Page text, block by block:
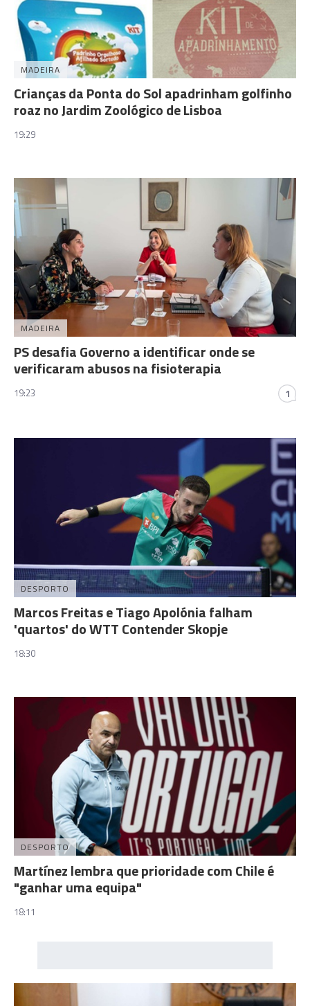
MADEIRA
Crianças da Ponta do Sol apadrinham golfinho
roaz no Jardim Zoológico de Lisboa
19:29
MADEIRA
PS desafia Governo a identificar onde se
verificaram abusos na fisioterapia
19:23 1
DESPORTO
Marcos Freitas e Tiago Apolónia falham
'quartos' do WTT Contender Skopje
18:30
DESPORTO
Martínez lembra que prioridade com Chile é
"ganhar uma equipa"
18:11